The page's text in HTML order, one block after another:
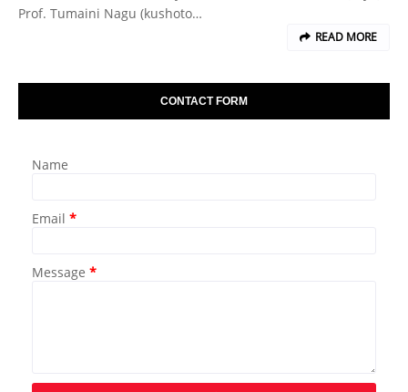
Prof. Tumaini Nagu (kushoto…
READ MORE
CONTACT FORM
Name
Email *
Message *